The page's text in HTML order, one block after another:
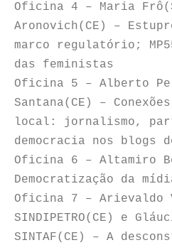
Oficina 4 – Maria
Aronovich(CE) –
marco regulatório;
das feministas
Oficina 5 – Alberto
Santana(CE) –
local: jornalismo,
democracia nos blogs
Oficina 6 – Altamiro
Democratização da
Oficina 7 – Arievaldo
SINDIPETRO(CE) e
SINTAF(CE) – A